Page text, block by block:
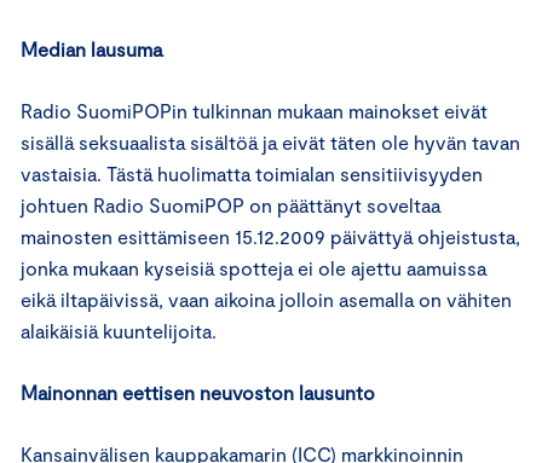
Median lausuma
Radio SuomiPOPin tulkinnan mukaan mainokset eivät
sisällä seksuaalista sisältöä ja eivät täten ole hyvän tavan
vastaisia. Tästä huolimatta toimialan sensitiivisyyden
johtuen Radio SuomiPOP on päättänyt soveltaa
mainosten esittämiseen 15.12.2009 päivättyä ohjeistusta,
jonka mukaan kyseisiä spotteja ei ole ajettu aamuissa
eikä iltapäivissä, vaan aikoina jolloin asemalla on vähiten
alaikäisiä kuuntelijoita.
Mainonnan eettisen neuvoston lausunto
Kansainvälisen kauppakamarin (ICC) markkinoinnin